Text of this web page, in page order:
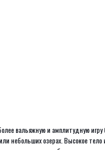
вальяжную и амплитудную
озерах. Высокое тело